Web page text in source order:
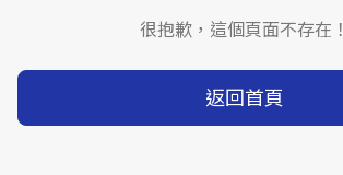
很抱歉，這個頁面不存在！
返回首頁